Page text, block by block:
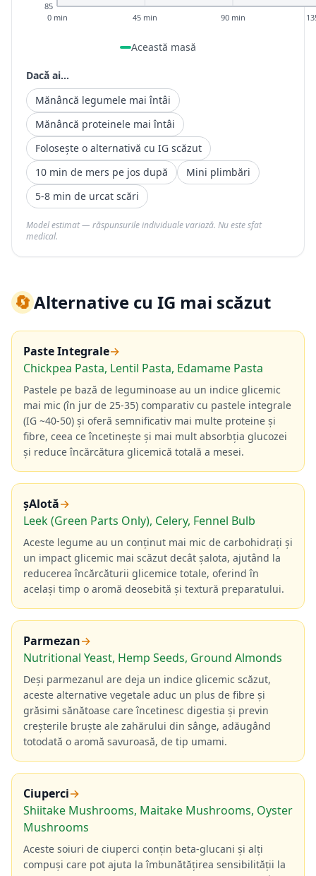
85
0 min 45 min 90 min
Această masă
Dacă ai...
Mănâncă legumele mai întâi
Mănâncă proteinele mai întâi
Folosește o alternativă cu IG scăzut
10 min de mers pe jos după
Mini plimbări
5-8 min de urcat scări
Model estimat — răspunsurile individuale variază. Nu este sfat
medical.
🔄Alternative cu IG mai scăzut
Paste Integrale→
Chickpea Pasta, Lentil Pasta, Edamame Pasta
Pastele pe bază de leguminoase au un indice glicemic
mai mic (în jur de 25-35) comparativ cu pastele integrale
(IG ~40-50) și oferă semnificativ mai multe proteine și
fibre, ceea ce încetinește și mai mult absorbția glucozei
și reduce încărcătura glicemică totală a mesei.
șAlotă→
Leek (Green Parts Only), Celery, Fennel Bulb
Aceste legume au un conținut mai mic de carbohidrați și
un impact glicemic mai scăzut decât șalota, ajutând la
reducerea încărcăturii glicemice totale, oferind în
același timp o aromă deosebită și textură preparatului.
Parmezan→
Nutritional Yeast, Hemp Seeds, Ground Almonds
Deși parmezanul are deja un indice glicemic scăzut,
aceste alternative vegetale aduc un plus de fibre și
grăsimi sănătoase care încetinesc digestia și previn
creșterile bruște ale zahărului din sânge, adăugând
totodată o aromă savuroasă, de tip umami.
Ciuperci→
Shiitake Mushrooms, Maitake Mushrooms, Oyster
Mushrooms
Aceste soiuri de ciuperci conțin beta-glucani și alți
compuși care pot ajuta la îmbunătățirea sensibilității la